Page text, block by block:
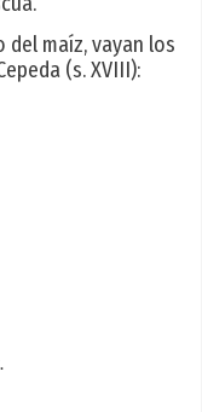
maíz, vayan los
(s. XVIII):